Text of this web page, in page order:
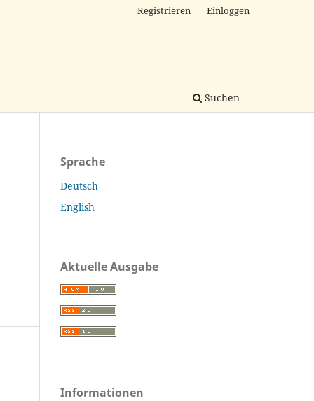
Suchen
Registrieren Einloggen
Sprache
Deutsch
English
Aktuelle Ausgabe
Informationen